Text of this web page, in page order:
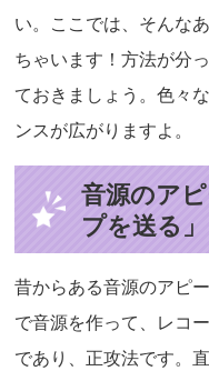
い。ここでは、そんな
ちゃいます！方法が分
ておきましょう。色々
ンスが広がりますよ。
音源のア
プを送る」
昔からある音源のアピ
で音源を作って、レコ
であり、正攻法です。